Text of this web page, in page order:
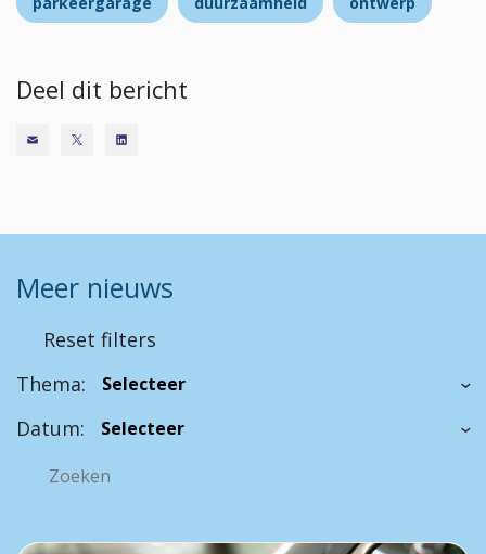
Deel dit bericht
Meer nieuws
Reset filters
Thema:
Datum: